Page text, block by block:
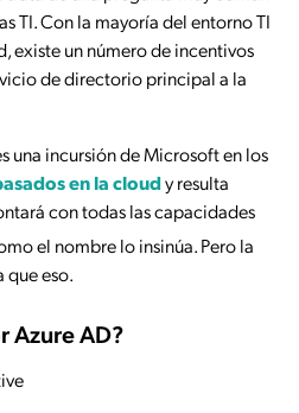
TI. Con la mayoría del entorno TI
existe un número de incentivos
de directorio principal a la
una incursión de Microsoft en los
en la cloudy resulta
con todas las capacidades
el nombre lo insinúa. Pero la
que eso.
Azure AD?